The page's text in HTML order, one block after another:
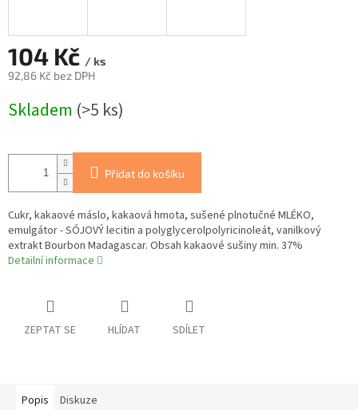
104 Kč / ks
92,86 Kč bez DPH
cena:
Skladem (>5 ks)
Přidat do košíku
Cukr, kakaové máslo, kakaová hmota, sušené plnotučné MLÉKO,
emulgátor - SÓJOVÝ lecitin a polyglycerolpolyricinoleát, vanilkový
extrakt Bourbon Madagascar. Obsah kakaové sušiny min. 37%
Detailní informace
ZEPTAT SE HLÍDAT SDÍLET
Popis Diskuze